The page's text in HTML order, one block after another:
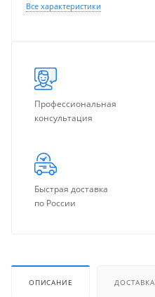
Все характеристики
Профессиональная
консультация
Быстрая доставка
по России
ОПИСАНИЕ ДОСТАВКА